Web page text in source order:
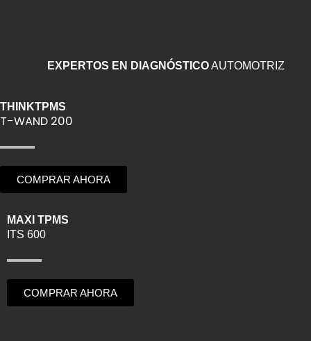
EXPERTOS EN DIAGNÓSTICOAUTOMOTRIZ
THINKTPMS
T-WAND 200
COMPRAR AHORA
MAXI TPMS
ITS 600
COMPRAR AHORA